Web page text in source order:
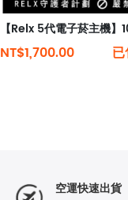
NT$1,700.00
空運快速出貨